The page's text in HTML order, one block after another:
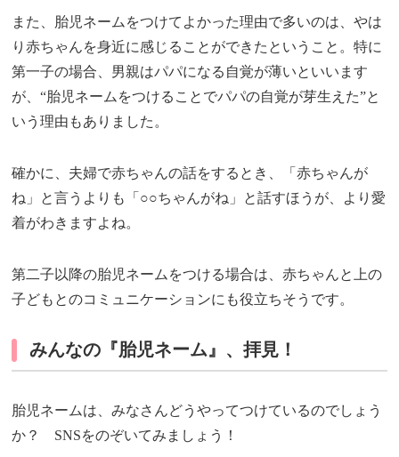
また、胎児ネームをつけてよかった理由で多いのは、やは
り赤ちゃんを身近に感じることができたということ。特に
第一子の場合、男親はパパになる自覚が薄いといいます
が、“胎児ネームをつけることでパパの自覚が芽生えた”と
いう理由もありました。
確かに、夫婦で赤ちゃんの話をするとき、「赤ちゃんが
ね」と言うよりも「○○ちゃんがね」と話すほうが、より愛
着がわきますよね。
第二子以降の胎児ネームをつける場合は、赤ちゃんと上の
子どもとのコミュニケーションにも役立ちそうです。
みんなの『胎児ネーム』、拝見！
胎児ネームは、みなさんどうやってつけているのでしょう
か？ SNSをのぞいてみましょう！